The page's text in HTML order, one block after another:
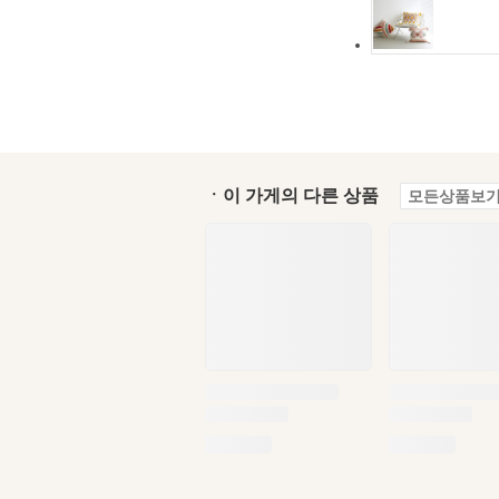
ㆍ이 가게의 다른 상품 모든상품보